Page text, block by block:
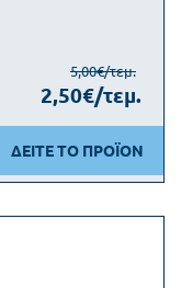
5,00€/τεμ.
2,50€/τεμ.
ΔΕΙΤΕ ΤΟ ΠΡΟΪΟΝ